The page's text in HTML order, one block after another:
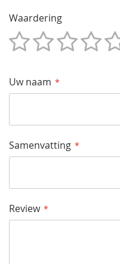
Waardering
Uw naam
Samenvatting
Review